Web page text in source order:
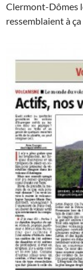
Clermont-Dômes
ressemblaient à